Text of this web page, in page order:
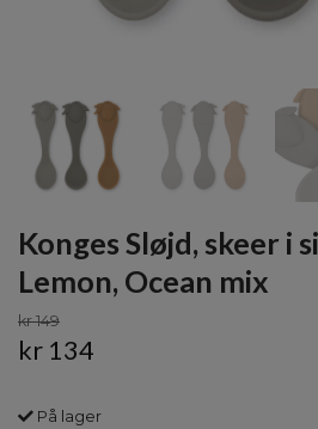
Konges Sløjd, skeer i
Lemon, Ocean mix
kr 149
kr 134
På lager